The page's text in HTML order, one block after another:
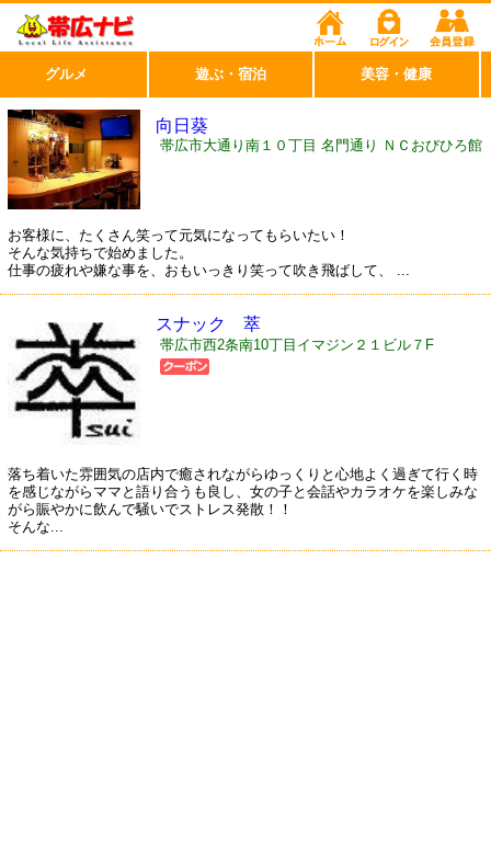
向日葵
帯広市大通り南１０丁目 名門通り ＮＣおびひろ館
お客様に、たくさん笑って元気になってもらいたい！
そんな気持ちで始めました。
仕事の疲れや嫌な事を、おもいっきり笑って吹き飛ばして、 ...
スナック 萃
帯広市西2条南10丁目イマジン２１ビル７F
落ち着いた雰囲気の店内で癒されながらゆっくりと心地よく過ぎて行く時
を感じながらママと語り合うも良し、女の子と会話やカラオケを楽しみな
がら賑やかに飲んで騒いでストレス発散！！
そんな...
グルメ 遊ぶ・宿泊 美容・健康